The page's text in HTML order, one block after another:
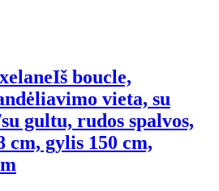
Iš boucle,
vieta, su
gultu, rudos spalvos,
gylis 150 cm,